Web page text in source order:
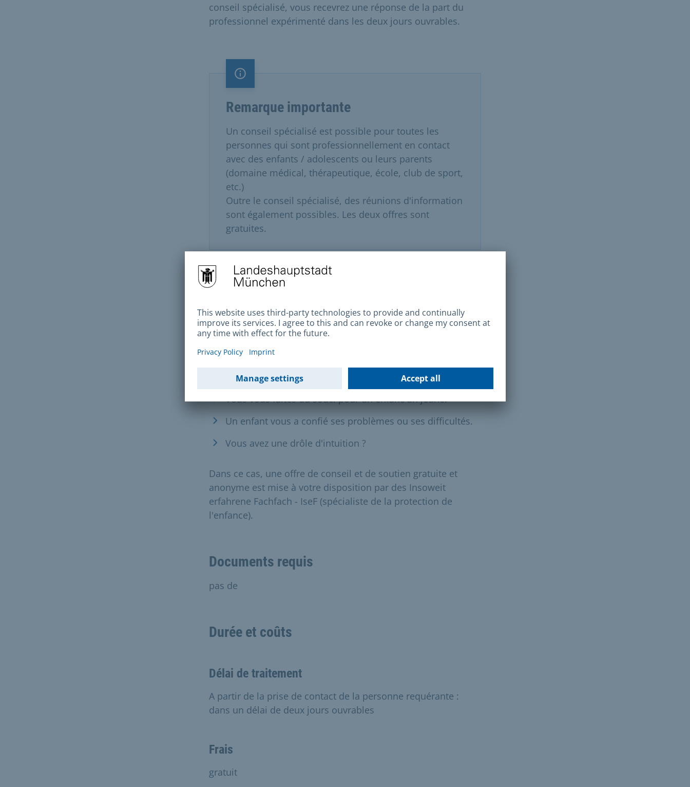
conseil spécialisé, vous recevrez une réponse de la part du
professionnel expérimenté dans les deux jours ouvrables.
Remarque importante
Remarque importante
Un conseil spécialisé est possible pour toutes les
personnes qui sont professionnellement en contact
avec des enfants / adolescents ou leurs parents
(domaine médical, thérapeutique, école, club de sport,
etc.)
Outre le conseil spécialisé, des réunions d'information
sont également possibles. Les deux offres sont
gratuites.
Conditions préalables
Vous travaillez dans un domaine où vous êtes en contact
avec des enfants, des jeunes et/ou leurs familles, par
exemple dans le domaine médical, dans un club de
soins ambulatoires.
Vous vous faites du souci pour un enfant/un jeune.
Un enfant vous a confié ses problèmes ou ses difficultés.
Vous avez une drôle d'intuition ?
Dans ce cas, une offre de conseil et de soutien gratuite et
anonyme est mise à votre disposition par des Insoweit
erfahrene Fachfach - IseF (spécialiste de la protection de
l'enfance).
Documents requis
pas de
Durée et coûts
Délai de traitement
A partir de la prise de contact de la personne requérante :
dans un délai de deux jours ouvrables
Frais
gratuit